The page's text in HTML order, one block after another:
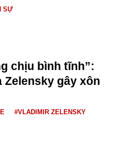
SỰ
chịu bình tĩnh”:
Zelensky gây xôn
#VLADIMIR ZELENSKY